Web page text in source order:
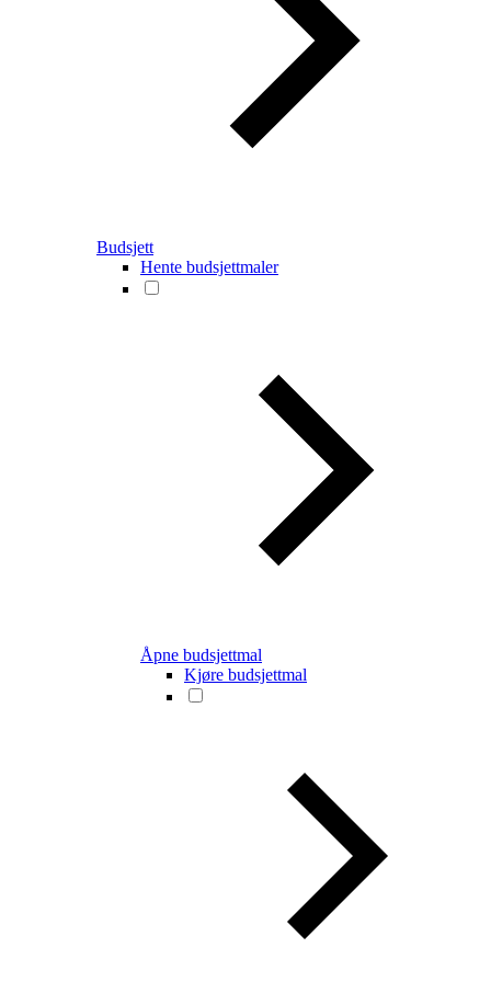
Budsjett
Hente budsjettmaler
Åpne budsjettmal
Kjøre budsjettmal